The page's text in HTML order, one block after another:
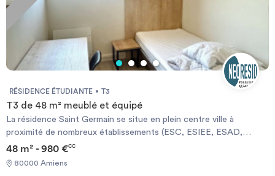
RÉSIDENCE ÉTUDIANTE T3
T3 de 48 m² meublé et équipé
La résidence Saint Germain se situe en plein centre ville à
proximité de nombreux établissements (ESC, ESIEE, ESAD,
IDRAC, facultés...), à quelques pas de la Cathédrale et proche du
centre commercial les Halles du Beffroi. La résidence Saint
Germain vous accueille dans des appartements meublés et
48 m² - 980 €CC
80000 Amiens